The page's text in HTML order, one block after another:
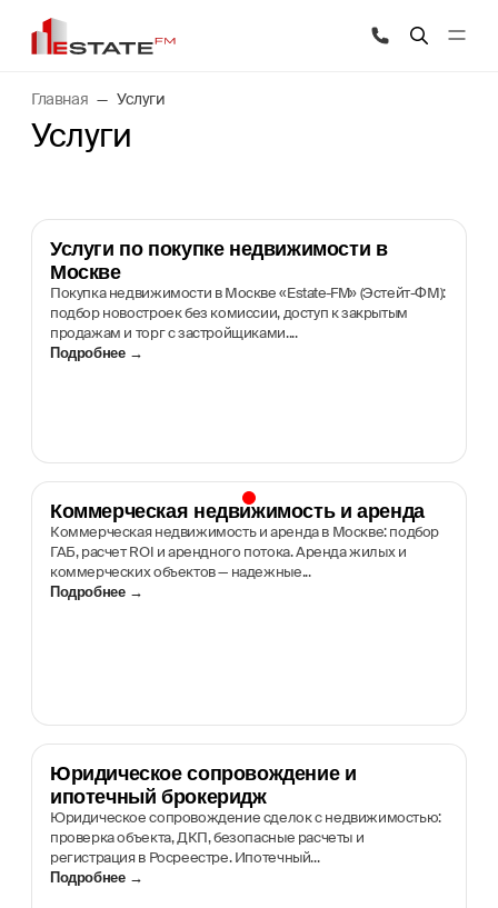
Главная Услуги
Услуги
Услуги по покупке недвижимости в
Москве
Покупка недвижимости в Москве «Estate-FM» (Эстейт-ФМ):
подбор новостроек без комиссии, доступ к закрытым
продажам и торг с застройщиками....
Подробнее →
Коммерческая недвижимость и аренда
Коммерческая недвижимость и аренда в Москве: подбор
ГАБ, расчет ROI и арендного потока. Аренда жилых и
коммерческих объектов — надежные...
Подробнее →
Юридическое сопровождение и
ипотечный брокеридж
Юридическое сопровождение сделок с недвижимостью:
проверка объекта, ДКП, безопасные расчеты и
регистрация в Росреестре. Ипотечный...
Подробнее →